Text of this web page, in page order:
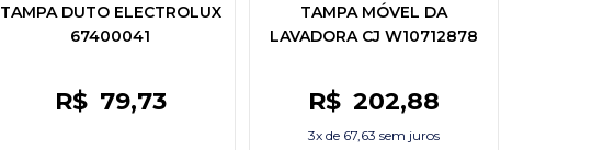
TAMPA DUTO ELECTROLUX
67400041
R$ 79,73
TAMPA MÓVEL DA
LAVADORA CJ W10712878
R$ 202,88
3x de 67,63 sem juros